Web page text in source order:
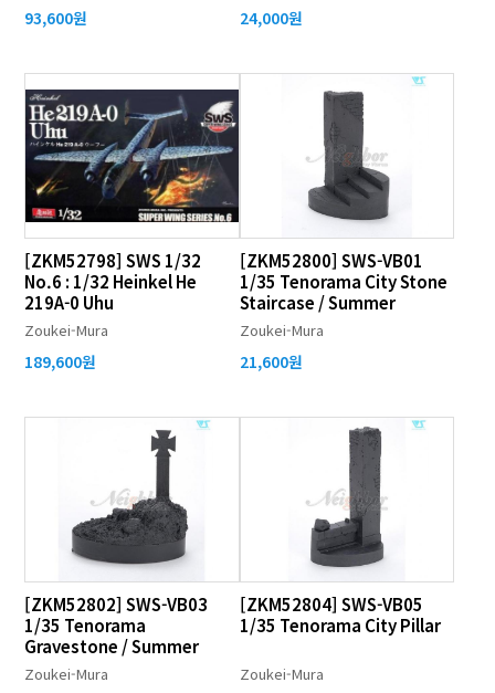
93,600원 24,000원
[ZKM52798] SWS 1/32
No.6 : 1/32 Heinkel He
219A-0 Uhu
Zoukei-Mura
189,600원
[ZKM52800] SWS-VB01
1/35 Tenorama City Stone
Staircase / Summer
Zoukei-Mura
21,600원
[ZKM52802] SWS-VB03
1/35 Tenorama
Gravestone / Summer
Zoukei-Mura
[ZKM52804] SWS-VB05
1/35 Tenorama City Pillar
Zoukei-Mura